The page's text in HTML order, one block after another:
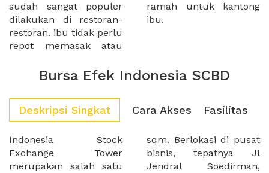
sudah sangat populer
dilakukan di restoran-
restoran. ibu tidak perlu
repot memasak atau
ramah untuk kantong
ibu.
Bursa Efek Indonesia SCBD
Deskripsi Singkat Cara Akses Fasilitas
Indonesia Stock
Exchange Tower
merupakan salah satu
sqm. Berlokasi di pusat
bisnis, tepatnya Jl
Jendral Soedirman,